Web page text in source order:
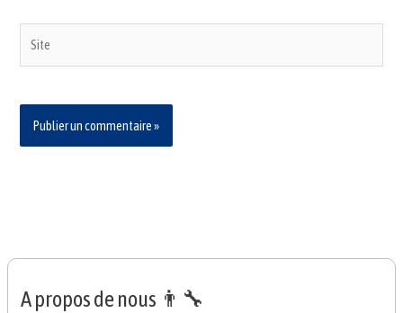
A propos de nous 👨‍🔧